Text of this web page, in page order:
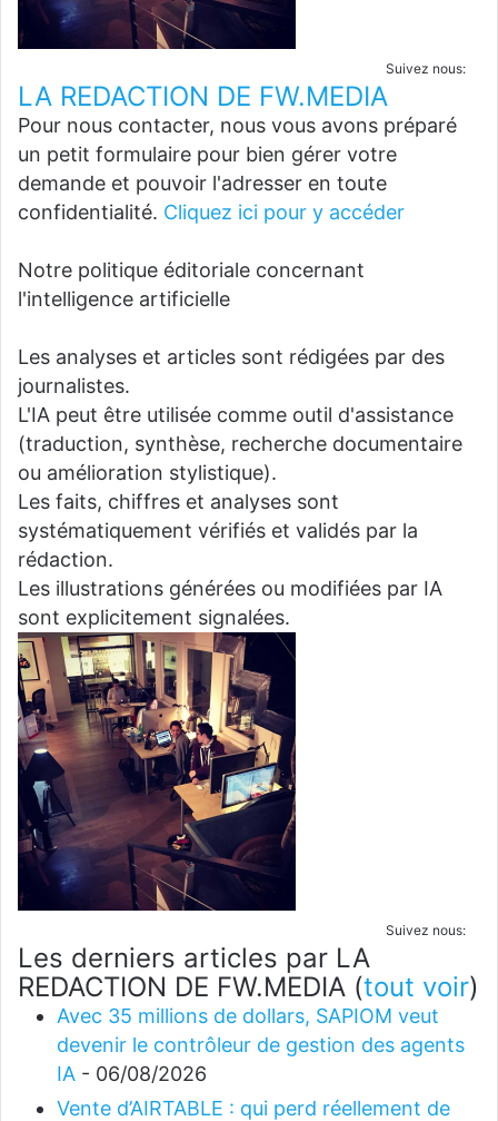
Suivez nous:
LA REDACTION DE FW.MEDIA
Pour nous contacter, nous vous avons préparé
un petit formulaire pour bien gérer votre
demande et pouvoir l'adresser en toute
confidentialité. Cliquez ici pour y accéder
Notre politique éditoriale concernant
l'intelligence artificielle
Les analyses et articles sont rédigées par des
journalistes.
L'IA peut être utilisée comme outil d'assistance
(traduction, synthèse, recherche documentaire
ou amélioration stylistique).
Les faits, chiffres et analyses sont
systématiquement vérifiés et validés par la
rédaction.
Les illustrations générées ou modifiées par IA
sont explicitement signalées.
Suivez nous:
Les derniers articles par LA
REDACTION DE FW.MEDIA (tout voir)
Avec 35 millions de dollars, SAPIOM veut
devenir le contrôleur de gestion des agents
IA - 06/08/2026
Vente d’AIRTABLE : qui perd réellement de